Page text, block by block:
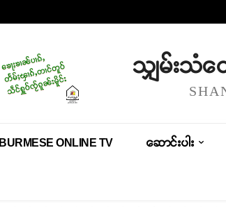
သျှမ်းသံ
BURMESE ONLINE TV ဆောင်းပါး